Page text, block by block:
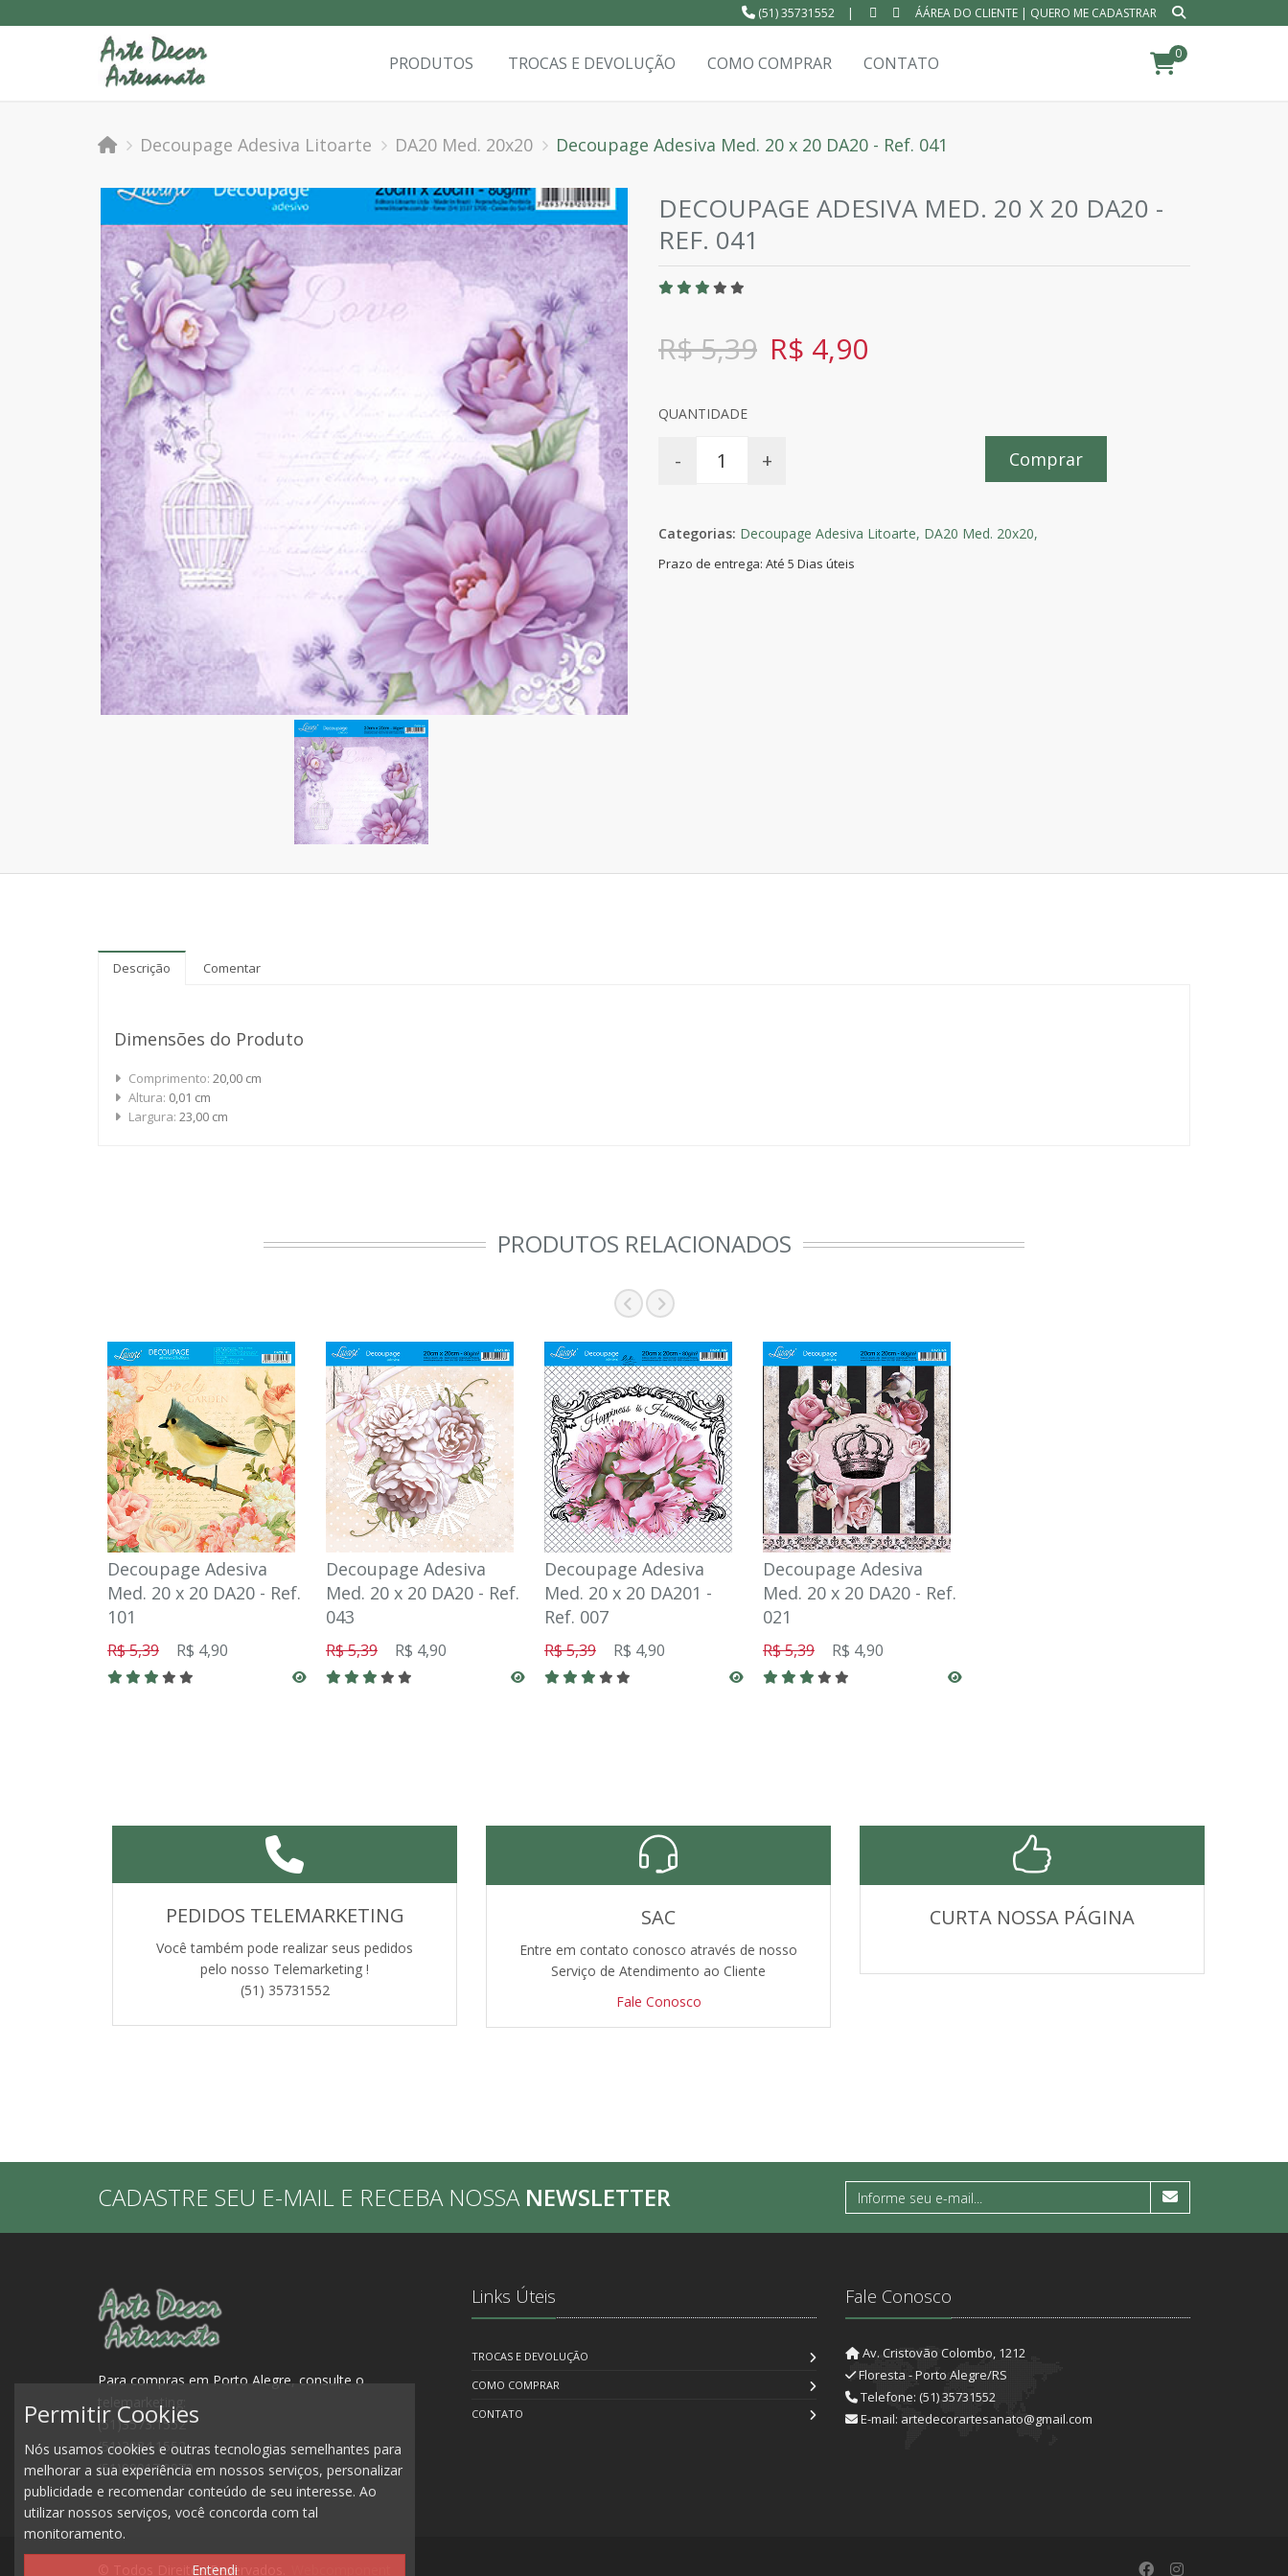
(51) 35731552 | ÁÁREA DO CLIENTE | QUERO ME CADASTRAR
0
PRODUTOS TROCAS E DEVOLUÇÃO COMO COMPRAR CONTATO
Decoupage Adesiva Litoarte DA20 Med. 20x20 Decoupage Adesiva Med. 20 x 20 DA20 - Ref. 041
DECOUPAGE ADESIVA MED. 20 X 20 DA20 -
REF. 041
R$ 5,39 R$ 4,90
QUANTIDADE
- + Comprar
Categorias: Decoupage Adesiva Litoarte, DA20 Med. 20x20,
Prazo de entrega: Até 5 Dias úteis
Descrição Comentar
Dimensões do Produto
Comprimento: 20,00 cm
Altura: 0,01 cm
Largura: 23,00 cm
PRODUTOS RELACIONADOS
Decoupage Adesiva
Med. 20 x 20 DA20 - Ref.
101
R$ 5,39 R$ 4,90
Decoupage Adesiva
Med. 20 x 20 DA20 - Ref.
043
R$ 5,39 R$ 4,90
Decoupage Adesiva
Med. 20 x 20 DA201 -
Ref. 007
R$ 5,39 R$ 4,90
Decoupage Adesiva
Med. 20 x 20 DA20 - Ref.
021
R$ 5,39 R$ 4,90
PEDIDOS TELEMARKETING
Você também pode realizar seus pedidos
pelo nosso Telemarketing !
(51) 35731552
SAC
Entre em contato conosco através de nosso
Serviço de Atendimento ao Cliente
Fale Conosco
CURTA NOSSA PÁGINA
CADASTRE SEU E-MAIL E RECEBA NOSSA NEWSLETTER
Para compras em Porto Alegre, consulte o
telemarketing:
(51)3573.1552
(51)3084.1552
(51)99917.0979
Links Úteis
TROCAS E DEVOLUÇÃO
COMO COMPRAR
CONTATO
Fale Conosco
Av. Cristovão Colombo, 1212
Floresta - Porto Alegre/RS
Telefone: (51) 35731552
E-mail: artedecorartesanato@gmail.com
© Todos Direitos Reservados.
Permitir Cookies
Nós usamos cookies e outras tecnologias semelhantes para
melhorar a sua experiência em nossos serviços, personalizar
publicidade e recomendar conteúdo de seu interesse. Ao
utilizar nossos serviços, você concorda com tal
monitoramento.
Entendi